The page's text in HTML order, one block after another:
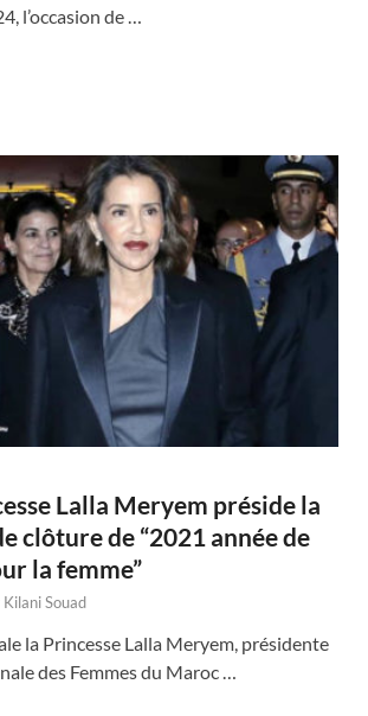
l’occasion de …
Lalla Meryem préside la
clôture de “2021 année de
la femme”
Kilani Souad
la Princesse Lalla Meryem, présidente
des Femmes du Maroc …